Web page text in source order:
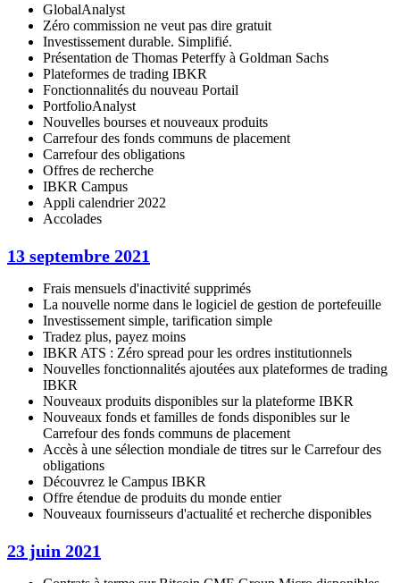
GlobalAnalyst
Zéro commission ne veut pas dire gratuit
Investissement durable. Simplifié.
Présentation de Thomas Peterffy à Goldman Sachs
Plateformes de trading IBKR
Fonctionnalités du nouveau Portail
PortfolioAnalyst
Nouvelles bourses et nouveaux produits
Carrefour des fonds communs de placement
Carrefour des obligations
Offres de recherche
IBKR Campus
Appli calendrier 2022
Accolades
13 septembre 2021
Frais mensuels d'inactivité supprimés
La nouvelle norme dans le logiciel de gestion de portefeuille
Investissement simple, tarification simple
Tradez plus, payez moins
IBKR ATS : Zéro spread pour les ordres institutionnels
Nouvelles fonctionnalités ajoutées aux plateformes de trading
IBKR
Nouveaux produits disponibles sur la plateforme IBKR
Nouveaux fonds et familles de fonds disponibles sur le
Carrefour des fonds communs de placement
Accès à une sélection mondiale de titres sur le Carrefour des
obligations
Découvrez le Campus IBKR
Offre étendue de produits du monde entier
Nouveaux fournisseurs d'actualité et recherche disponibles
23 juin 2021